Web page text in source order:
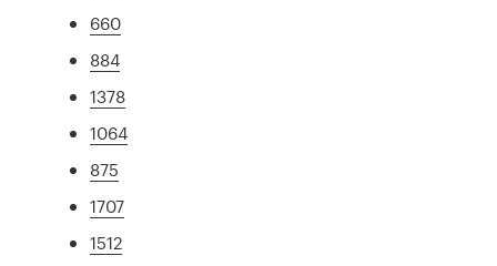
660
884
1378
1064
875
1707
1512